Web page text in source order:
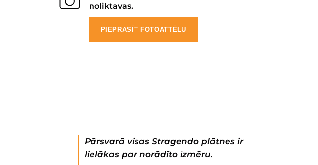
noliktavas.
PIEPRASĪT FOTOATTĒLU
Pārsvarā visas Stragendo plātnes ir
lielākas par norādīto izmēru.